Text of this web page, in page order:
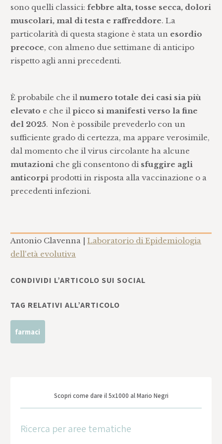
sono quelli classici:febbre alta, tosse secca, dolori
muscolari, mal di testa e raffreddore. La
particolarità di questa stagione è stata un esordio
precoce, con almeno due settimane di anticipo
rispetto agli anni precedenti.
È probabile che ilnumero totale dei casi sia più
elevato e che ilpicco si manifesti verso la fine
del 2025. Non è possibile prevederlo con un
sufficiente grado di certezza, ma appare verosimile,
dal momento che il virus circolante ha alcune
mutazioni che gli consentono di sfuggire agli
anticorpiprodotti in risposta alla vaccinazione o a
precedenti infezioni.
Antonio Clavenna |Laboratorio di Epidemiologia
dell'età evolutiva
CONDIVIDI L’ARTICOLO SUI SOCIAL
TAG RELATIVI ALL’ARTICOLO
farmaci
Scopri come dare il 5x1000 al Mario Negri
Ricerca per aree tematiche